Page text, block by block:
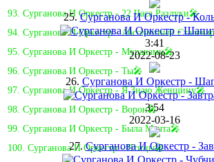
93. Сурганова И Оркестр - 22 Часа Разлуки🎤
94. Сурганова И Оркестр - Абсолютный
95. Сурганова И Оркестр - Мураками🎤
96. Сурганова И Оркестр - Ты🎤
97. Сурганова И Оркестр - Я Знаю Женщину🎤
98. Сурганова И Оркестр - Ворон🎤
99. Сурганова И Оркестр - Была Мечта🎤
100. Сурганова И Оркестр - Птицы🎤
25.Сурганова И Оркестр -
3:41
2022-08-23
26. Сурганова И Оркестр -
3:54
2022-03-16
27.Сурганова И Оркестр -